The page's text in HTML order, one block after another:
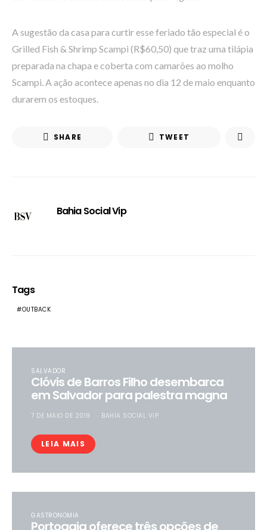
A sugestão da casa para curtir esse feriado tão especial é o
Grilled Fish & Shrimp Scampi (R$60,50) que traz uma tilápia
preparada na chapa e coberta com camarões ao molho
Scampi. A ação acontece apenas no dia 12 de maio enquanto
durarem os estoques.
SHARE TWEET
Bahia Social Vip
Tags
OUTBACK
SALVADOR
Clóvis de Barros Filho desembarca
em Salvador para palestra magna
7 DE MAIO DE 2019 BAHIA SOCIAL VIP
LEIA MAIS
GASTRONOMIA
Portogaia oferece três opções de